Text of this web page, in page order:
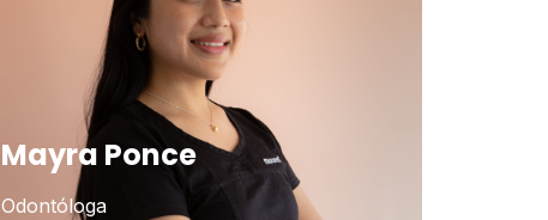
Mayra Ponce
Odontóloga